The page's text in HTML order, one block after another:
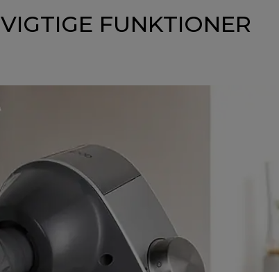
VIGTIGE FUNKTIONER